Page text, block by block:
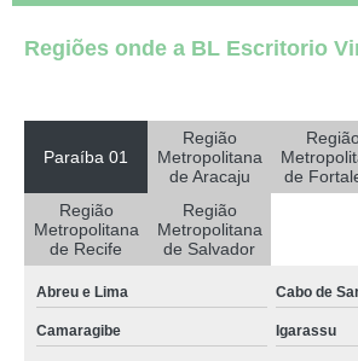
aluguel de sala para consultório João Pessoa
aluguel de sala para consultório preços Extremoz
sala comercial aluguel preços Sapé
aluguel de sala comercial preços São Vicente do
aluguel sala mobiliada preços Riacho dos Cavalos
aluguel de sala de reunião Extremoz
aluguel sala mobiliada Jacaraú
aluguel sala de reunião preços Eusébio
Regiões onde a BL Escritorio
Paraíba 01
Região
Metropolitana
de Aracaju
de
Região
Metropolitana
de Recife
Região
Metropolitana
de Salvador
Abreu e Lima Cabo de
Camaragibe Igarassu